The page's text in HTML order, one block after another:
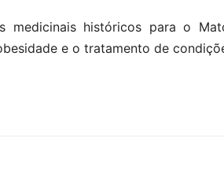
medicinais históricos para o
e o tratamento de